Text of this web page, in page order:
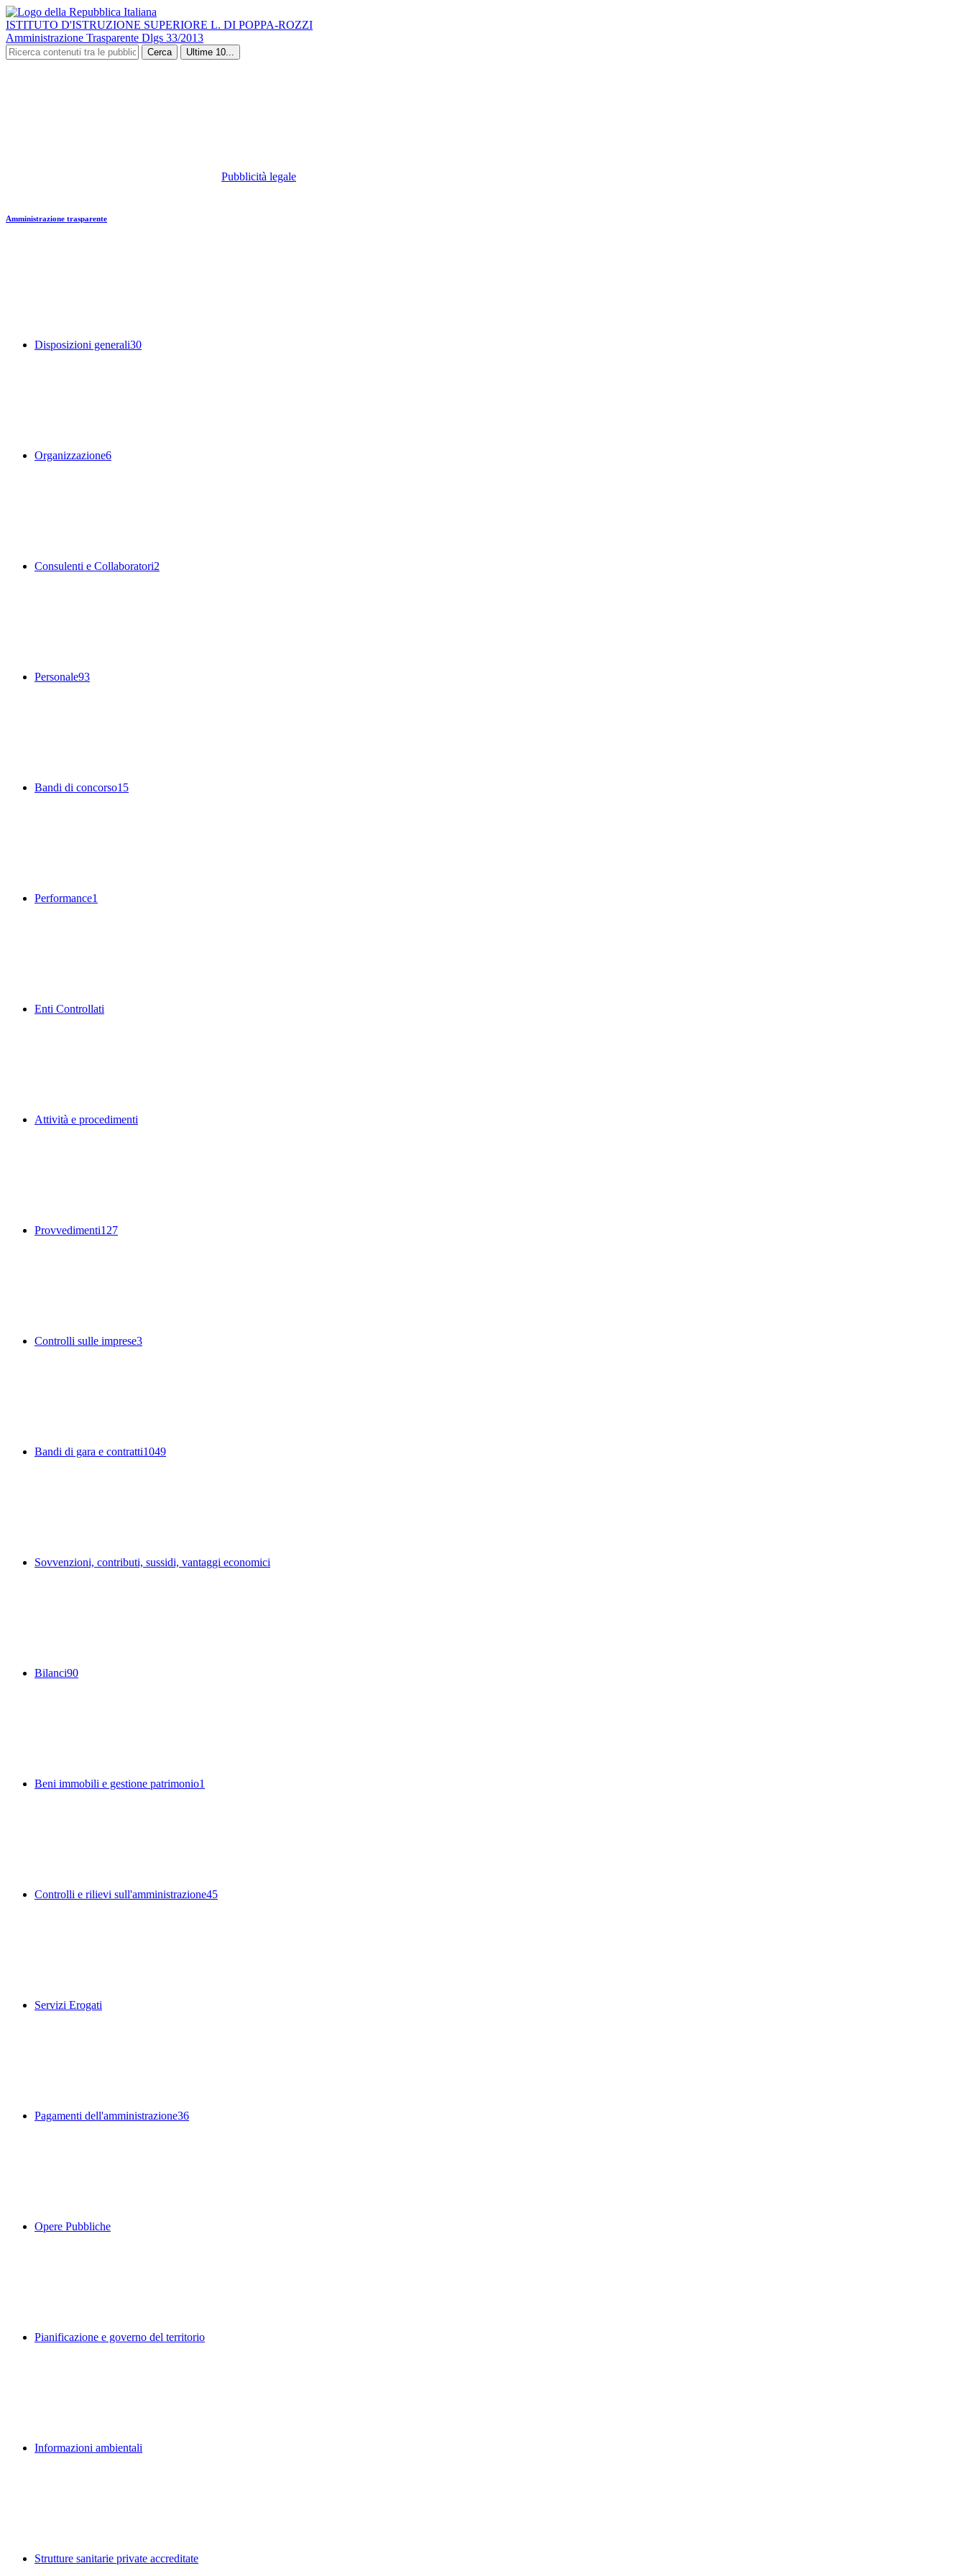
ISTITUTO D'ISTRUZIONE SUPERIORE L. DI POPPA-ROZZI
Amministrazione Trasparente Dlgs 33/2013
Cerca Ultime 10...
Pubblicità legale
Amministrazione trasparente
Disposizioni generali30
Organizzazione6
Consulenti e Collaboratori2
Personale93
Bandi di concorso15
Performance1
Enti Controllati
Attività e procedimenti
Provvedimenti127
Controlli sulle imprese3
Bandi di gara e contratti1049
Sovvenzioni, contributi, sussidi, vantaggi economici
Bilanci90
Beni immobili e gestione patrimonio1
Controlli e rilievi sull'amministrazione45
Servizi Erogati
Pagamenti dell'amministrazione36
Opere Pubbliche
Pianificazione e governo del territorio
Informazioni ambientali
Strutture sanitarie private accreditate